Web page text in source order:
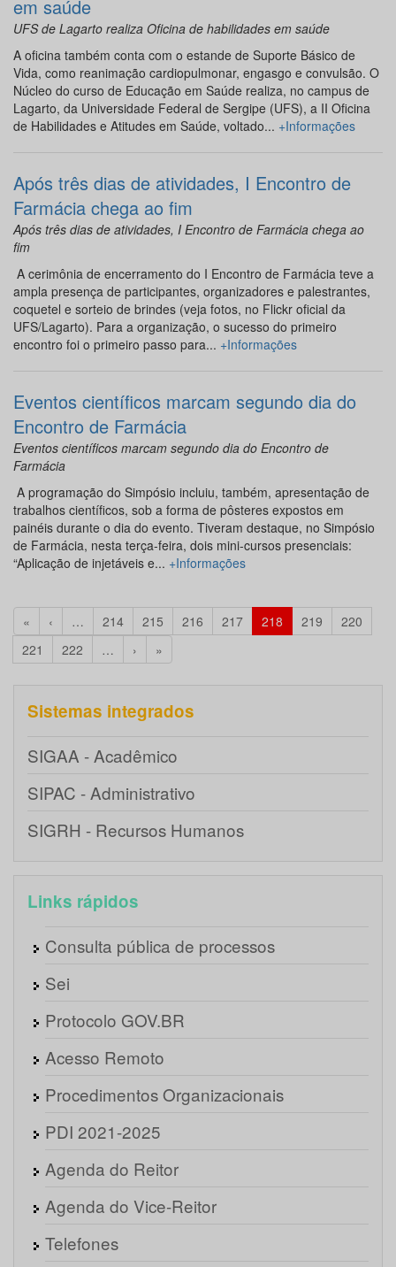
em saúde
UFS de Lagarto realiza Oficina de habilidades em saúde
A oficina também conta com o estande de Suporte Básico de
Vida, como reanimação cardiopulmonar, engasgo e convulsão. O
Núcleo do curso de Educação em Saúde realiza, no campus de
Lagarto, da Universidade Federal de Sergipe (UFS), a II Oficina
de Habilidades e Atitudes em Saúde, voltado... +Informações
Após três dias de atividades, I Encontro de
Farmácia chega ao fim
Após três dias de atividades, I Encontro de Farmácia chega ao
fim
A cerimônia de encerramento do I Encontro de Farmácia teve a
ampla presença de participantes, organizadores e palestrantes,
coquetel e sorteio de brindes (veja fotos, no Flickr oficial da
UFS/Lagarto). Para a organização, o sucesso do primeiro
encontro foi o primeiro passo para... +Informações
Eventos científicos marcam segundo dia do
Encontro de Farmácia
Eventos científicos marcam segundo dia do Encontro de
Farmácia
A programação do Simpósio incluiu, também, apresentação de
trabalhos científicos, sob a forma de pôsteres expostos em
painéis durante o dia do evento. Tiveram destaque, no Simpósio
de Farmácia, nesta terça-feira, dois mini-cursos presenciais:
“Aplicação de injetáveis e... +Informações
« ‹ … 214 215 216 217 218 219
220
221
222 … › »
Sistemas integrados
SIGAA - Acadêmico
SIPAC - Administrativo
SIGRH - Recursos Humanos
Links rápidos
Consulta pública de processos
Sei
Protocolo GOV.BR
Acesso Remoto
Procedimentos Organizacionais
PDI 2021-2025
Agenda do Reitor
Agenda do Vice-Reitor
Telefones